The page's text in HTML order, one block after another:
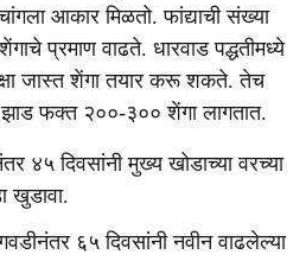
आकार मिळतो. फांद्याची संख्या
प्रमाण वाढते. धारवाड पद्धतीमध्ये
जास्त शेंगा तयार करू शकते. तेच
झाड फक्त २००-३०० शेंगा लागतात.
४५ दिवसांनी मुख्य खोडाच्या वरच्या
खुडावा.
६५ दिवसांनी नवीन वाढलेल्या